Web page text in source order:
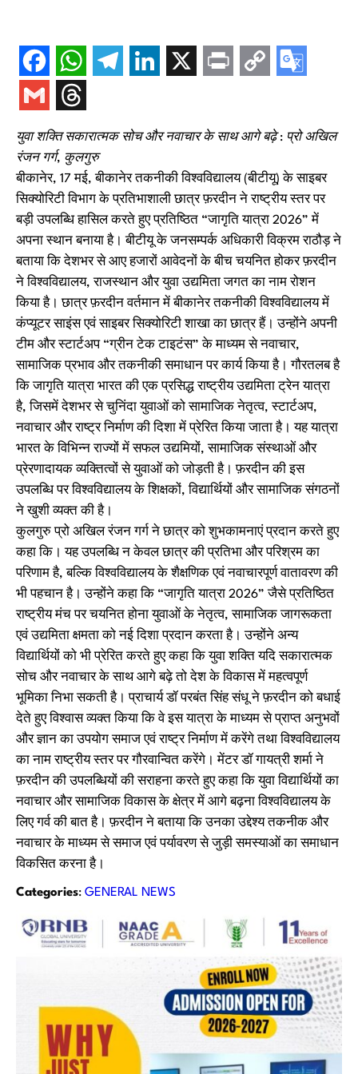
युवा शक्ति सकारात्मक सोच और नवाचार के साथ आगे बढ़े : प्रो अखिल
रंजन गर्ग, कुलगुरु
बीकानेर, 17 मई, बीकानेर तकनीकी विश्वविद्यालय (बीटीयू) के साइबर
सिक्योरिटी विभाग के प्रतिभाशाली छात्र फ़रदीन ने राष्ट्रीय स्तर पर
बड़ी उपलब्धि हासिल करते हुए प्रतिष्ठित “जागृति यात्रा 2026” में
अपना स्थान बनाया है। बीटीयू के जनसम्पर्क अधिकारी विक्रम राठौड़ ने
बताया कि देशभर से आए हजारों आवेदनों के बीच चयनित होकर फ़रदीन
ने विश्वविद्यालय, राजस्थान और युवा उद्यमिता जगत का नाम रोशन
किया है। छात्र फ़रदीन वर्तमान में बीकानेर तकनीकी विश्वविद्यालय में
कंप्यूटर साइंस एवं साइबर सिक्योरिटी शाखा का छात्र हैं। उन्होंने अपनी
टीम और स्टार्टअप “ग्रीन टेक टाइटंस” के माध्यम से नवाचार,
सामाजिक प्रभाव और तकनीकी समाधान पर कार्य किया है। गौरतलब है
कि जागृति यात्रा भारत की एक प्रसिद्ध राष्ट्रीय उद्यमिता ट्रेन यात्रा
है, जिसमें देशभर से चुनिंदा युवाओं को सामाजिक नेतृत्व, स्टार्टअप,
नवाचार और राष्ट्र निर्माण की दिशा में प्रेरित किया जाता है। यह यात्रा
भारत के विभिन्न राज्यों में सफल उद्यमियों, सामाजिक संस्थाओं और
प्रेरणादायक व्यक्तित्वों से युवाओं को जोड़ती है। फ़रदीन की इस
उपलब्धि पर विश्वविद्यालय के शिक्षकों, विद्यार्थियों और सामाजिक संगठनों
ने खुशी व्यक्त की है।
कुलगुरु प्रो अखिल रंजन गर्ग ने छात्र को शुभकामनाएं प्रदान करते हुए
कहा कि। यह उपलब्धि न केवल छात्र की प्रतिभा और परिश्रम का
परिणाम है, बल्कि विश्वविद्यालय के शैक्षणिक एवं नवाचारपूर्ण वातावरण की
भी पहचान है। उन्होंने कहा कि “जागृति यात्रा 2026” जैसे प्रतिष्ठित
राष्ट्रीय मंच पर चयनित होना युवाओं के नेतृत्व, सामाजिक जागरूकता
एवं उद्यमिता क्षमता को नई दिशा प्रदान करता है। उन्होंने अन्य
विद्यार्थियों को भी प्रेरित करते हुए कहा कि युवा शक्ति यदि सकारात्मक
सोच और नवाचार के साथ आगे बढ़े तो देश के विकास में महत्वपूर्ण
भूमिका निभा सकती है। प्राचार्य डॉ परबंत सिंह संधू ने फ़रदीन को बधाई
देते हुए विश्वास व्यक्त किया कि वे इस यात्रा के माध्यम से प्राप्त अनुभवों
और ज्ञान का उपयोग समाज एवं राष्ट्र निर्माण में करेंगे तथा विश्वविद्यालय
का नाम राष्ट्रीय स्तर पर गौरवान्वित करेंगे। मेंटर डॉ गायत्री शर्मा ने
फ़रदीन की उपलब्धियों की सराहना करते हुए कहा कि युवा विद्यार्थियों का
नवाचार और सामाजिक विकास के क्षेत्र में आगे बढ़ना विश्वविद्यालय के
लिए गर्व की बात है। फ़रदीन ने बताया कि उनका उद्देश्य तकनीक और
नवाचार के माध्यम से समाज एवं पर्यावरण से जुड़ी समस्याओं का समाधान
विकसित करना है।
Categories: GENERAL NEWS